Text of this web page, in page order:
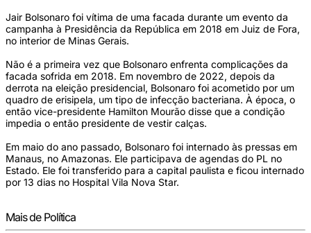
Jair Bolsonaro foi vítima de uma facada durante um evento da
campanha à Presidência da República em 2018 em Juiz de Fora,
no interior de Minas Gerais.
Não é a primeira vez que Bolsonaro enfrenta complicações da
facada sofrida em 2018. Em novembro de 2022, depois da
derrota na eleição presidencial, Bolsonaro foi acometido por um
quadro de erisipela, um tipo de infecção bacteriana. À época, o
então vice-presidente Hamilton Mourão disse que a condição
impedia o então presidente de vestir calças.
Em maio do ano passado, Bolsonaro foi internado às pressas em
Manaus, no Amazonas. Ele participava de agendas do PL no
Estado. Ele foi transferido para a capital paulista e ficou internado
por 13 dias no Hospital Vila Nova Star.
Mais de Política